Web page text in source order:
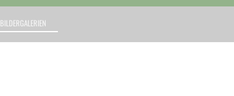
BILDERGALERIEN